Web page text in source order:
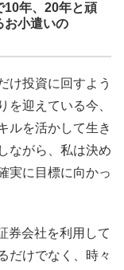
10年、20年と頑
お小遣いの
け投資に回すよう
を迎えている今、
ルを活かして生き
ながら、私は決め
実に目標に向かっ
券会社を利用して
だけでなく、時々